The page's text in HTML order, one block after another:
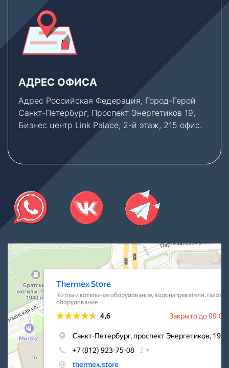
АДРЕС ОФИСА
Адрес Российская Федерация, Город-Герой
Санкт-Петербург, Проспект Энергетиков 19,
Бизнес центр Link Palace, 2-й этаж, 215 офис.
Thermex Store
Котлы и котельное оборудование в Санкт‑Петербурге
Водонагреватели в Санкт‑Петербурге